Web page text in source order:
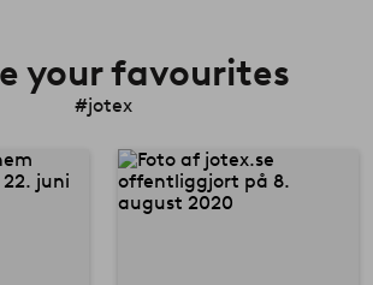
your favourites
#jotex